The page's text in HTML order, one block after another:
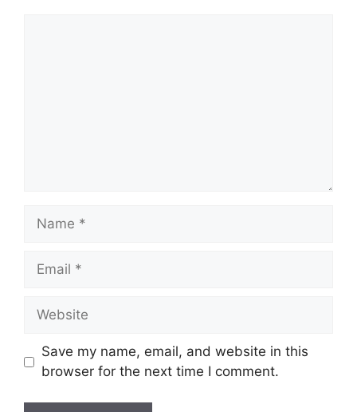
Name
Email
Website
Save my name, email, and website in this
browser for the next time I comment.